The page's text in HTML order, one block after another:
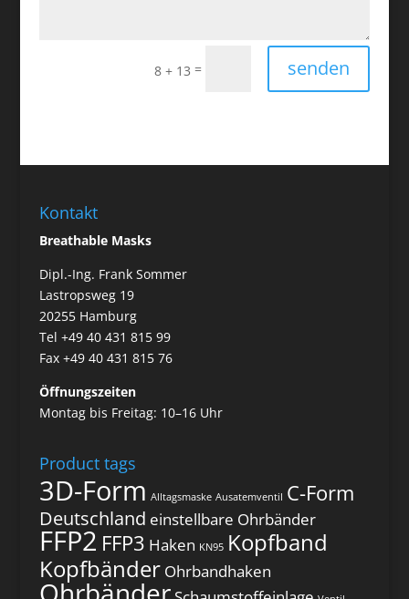
8 + 13 = senden
Kontakt
Breathable Masks
Dipl.-Ing. Frank Sommer
Lastropsweg 19
20255 Hamburg
Tel +49 40 431 815 99
Fax +49 40 431 815 76
Öffnungszeiten
Montag bis Freitag: 10–16 Uhr
Product tags
3D-Form Alltagsmaske Ausatemventil C-Form
Deutschland einstellbare Ohrbänder
FFP2 FFP3 Haken KN95 Kopfband
Kopfbänder Ohrbandhaken